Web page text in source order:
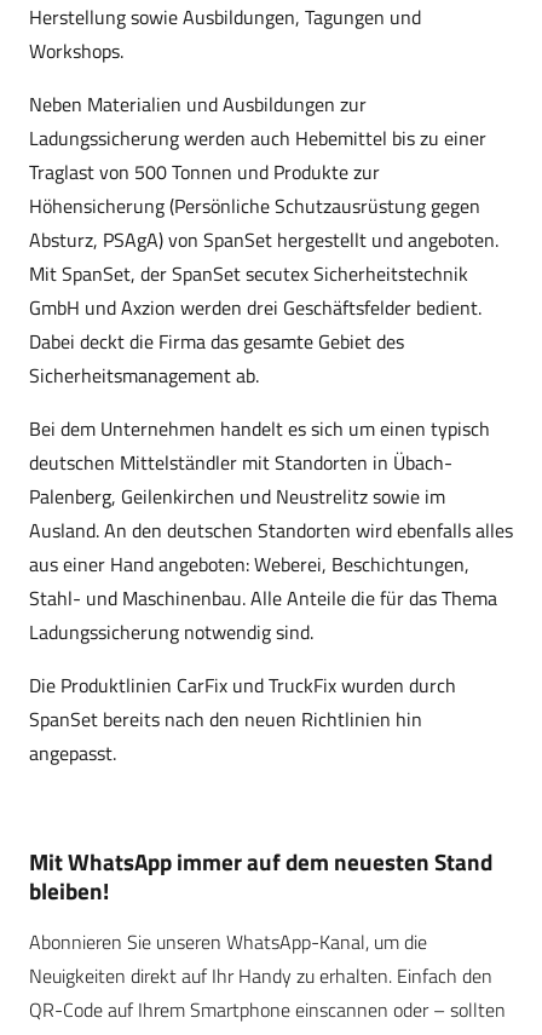
Herstellung sowie Ausbildungen, Tagungen und
Workshops.
Neben Materialien und Ausbildungen zur
Ladungssicherung werden auch Hebemittel bis zu einer
Traglast von 500 Tonnen und Produkte zur
Höhensicherung (Persönliche Schutzausrüstung gegen
Absturz, PSAgA) von SpanSet hergestellt und angeboten.
Mit SpanSet, der SpanSet secutex Sicherheitstechnik
GmbH und Axzion werden drei Geschäftsfelder bedient.
Dabei deckt die Firma das gesamte Gebiet des
Sicherheitsmanagement ab.
Bei dem Unternehmen handelt es sich um einen typisch
deutschen Mittelständler mit Standorten in Übach-
Palenberg, Geilenkirchen und Neustrelitz sowie im
Ausland. An den deutschen Standorten wird ebenfalls alles
aus einer Hand angeboten: Weberei, Beschichtungen,
Stahl- und Maschinenbau. Alle Anteile die für das Thema
Ladungssicherung notwendig sind.
Die Produktlinien CarFix und TruckFix wurden durch
SpanSet bereits nach den neuen Richtlinien hin
angepasst.
Mit WhatsApp immer auf dem neuesten Stand
bleiben!
Abonnieren Sie unseren WhatsApp-Kanal, um die
Neuigkeiten direkt auf Ihr Handy zu erhalten. Einfach den
QR-Code auf Ihrem Smartphone einscannen oder – sollten